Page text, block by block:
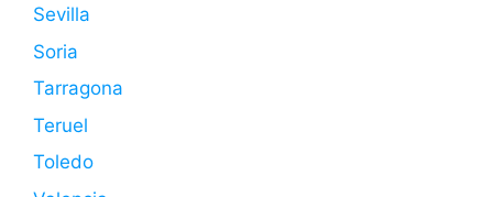
Sevilla
Soria
Tarragona
Teruel
Toledo